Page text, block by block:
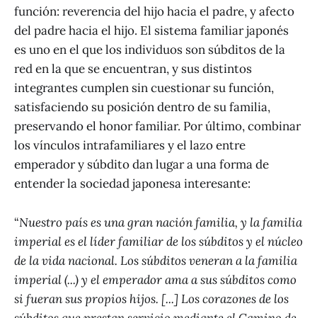
función: reverencia del hijo hacia el padre, y afecto
del padre hacia el hijo. El sistema familiar japonés
es uno en el que los individuos son súbditos de la
red en la que se encuentran, y sus distintos
integrantes cumplen sin cuestionar su función,
satisfaciendo su posición dentro de su familia,
preservando el honor familiar. Por último, combinar
los vínculos intrafamiliares y el lazo entre
emperador y súbdito dan lugar a una forma de
entender la sociedad japonesa interesante:
“Nuestro país es una gran nación familia, y la familia
imperial es el líder familiar de los súbditos y el núcleo
de la vida nacional. Los súbditos veneran a la familia
imperial (...) y el emperador ama a sus súbditos como
si fueran sus propios hijos. [...] Los corazones de los